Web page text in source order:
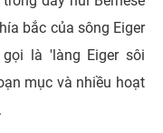
bắc của sông Eiger
là 'làng Eiger sôi
mục và nhiều hoạt